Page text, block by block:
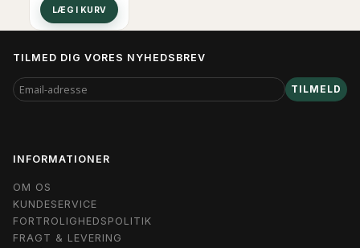
LÆG I KURV
TILMED DIG VORES NYHEDSBREV
EMAIL-
ADRESSE
TILMELD
INFORMATIONER
OM OS
KUNDESERVICE
FORTROLIGHEDSPOLITIK
FRAGT & LEVERING